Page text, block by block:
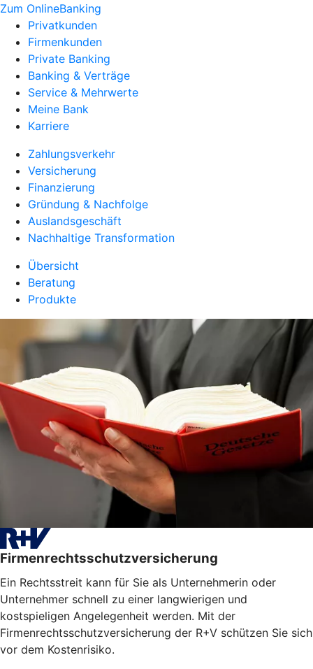
Zum OnlineBanking
Privatkunden
Firmenkunden
Private Banking
Banking & Verträge
Service & Mehrwerte
Meine Bank
Karriere
Zahlungsverkehr
Versicherung
Finanzierung
Gründung & Nachfolge
Auslandsgeschäft
Nachhaltige Transformation
Übersicht
Beratung
Produkte
Firmenrechtsschutzversicherung
Ein Rechtsstreit kann für Sie als Unternehmerin oder
Unternehmer schnell zu einer langwierigen und
kostspieligen Angelegenheit werden. Mit der
Firmenrechtsschutzversicherung der R+V schützen Sie sich
vor dem Kostenrisiko.